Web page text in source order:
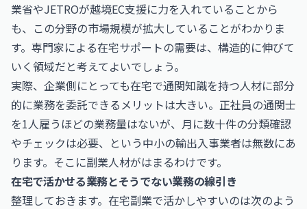
業省やJETROが越境EC支援に力を入れていることから
も、この分野の市場規模が拡大していることがわかりま
す。専門家による在宅サポートの需要は、構造的に伸びて
いく領域だと考えてよいでしょう。
実際、企業側にとっても在宅で通関知識を持つ人材に部分
的に業務を委託できるメリットは大きい。正社員の通関士
を1人雇うほどの業務量はないが、月に数十件の分類確認
やチェックは必要、という中小の輸出入事業者は無数にあ
ります。そこに副業人材がはまるわけです。
在宅で活かせる業務とそうでない業務の線引き
整理しておきます。在宅副業で活かしやすいのは次のよう